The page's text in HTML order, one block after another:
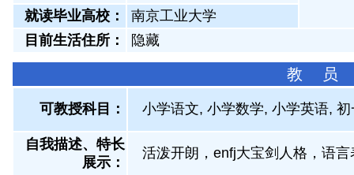
就读毕业高校：
南京工业大学
目前生活住所：
隐藏
教 员
可教授科目： 小学语文, 小学数学, 小学英语,
自我描述、特长
展示 ：
活泼开朗，enfj大宝剑人格，语